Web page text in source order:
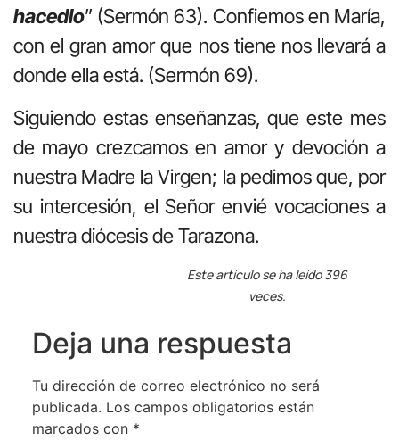
hacedlo” (Sermón 63). Confiemos en María,
con el gran amor que nos tiene nos llevará a
donde ella está. (Sermón 69).
Siguiendo estas enseñanzas, que este mes
de mayo crezcamos en amor y devoción a
nuestra Madre la Virgen; la pedimos que, por
su intercesión, el Señor envié vocaciones a
nuestra diócesis de Tarazona.
Este artículo se ha leído 396
veces.
Deja una respuesta
Tu dirección de correo electrónico no será
publicada. Los campos obligatorios están
marcados con *